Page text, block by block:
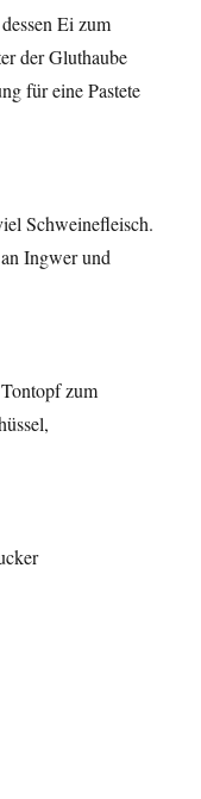
Ei zum
der Gluthaube
für eine Pastete
Schweinefleisch.
Ingwer und
zum